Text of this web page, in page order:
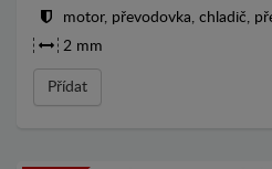
motor, převodovka, chladič,
2 mm
Přídat